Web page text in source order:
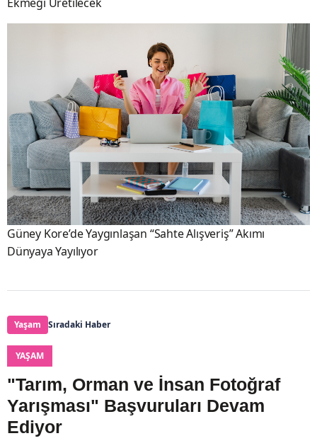
Güney Kore’de Yaygınlaşan “Sahte Alışveriş” Akımı
Dünyaya Yayılıyor
Yaşam Sıradaki Haber
YAŞAM
"Tarım, Orman ve İnsan Fotoğraf
Yarışması" Başvuruları Devam
Ediyor